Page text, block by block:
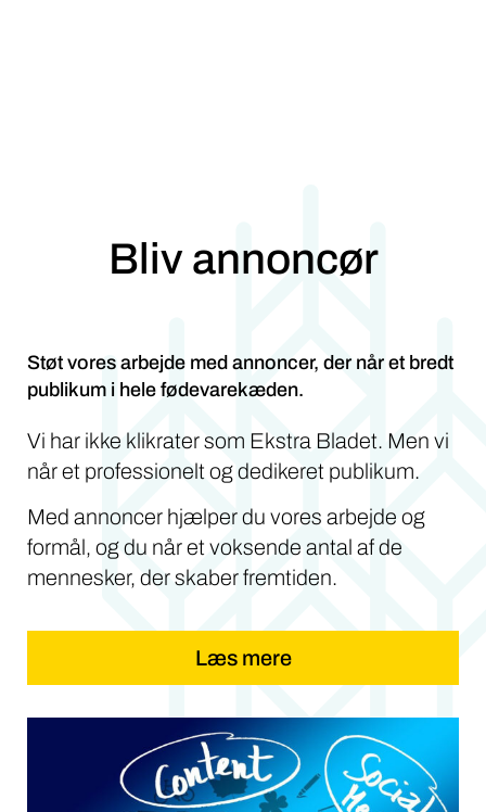
Bliv annoncør
Støt vores arbejde med annoncer, der når et bredt
publikum i hele fødevarekæden.
Vi har ikke klikrater som Ekstra Bladet. Men vi
når et professionelt og dedikeret publikum.
Med annoncer hjælper du vores arbejde og
formål, og du når et voksende antal af de
mennesker, der skaber fremtiden.
Læs mere